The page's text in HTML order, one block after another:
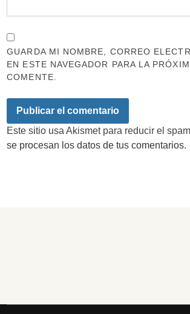
GUARDA MI NOMBRE, CORREO
EN ESTE NAVEGADOR PARA LA
COMENTE.
Este sitio usa Akismet para reducir el
se procesan los datos de tus comentarios.